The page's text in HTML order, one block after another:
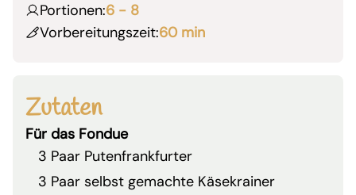
Portionen:6 - 8
Vorbereitungszeit:60 min
Zutaten
Für das Fondue
3 Paar Putenfrankfurter
3 Paar selbst gemachte Käsekrainer